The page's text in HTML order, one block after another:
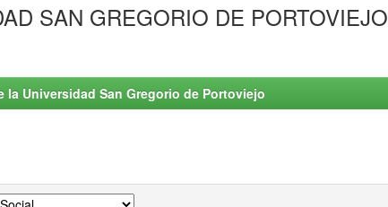
SAN GREGORIO DE PORTOVIEJO
Universidad San Gregorio de Portoviejo